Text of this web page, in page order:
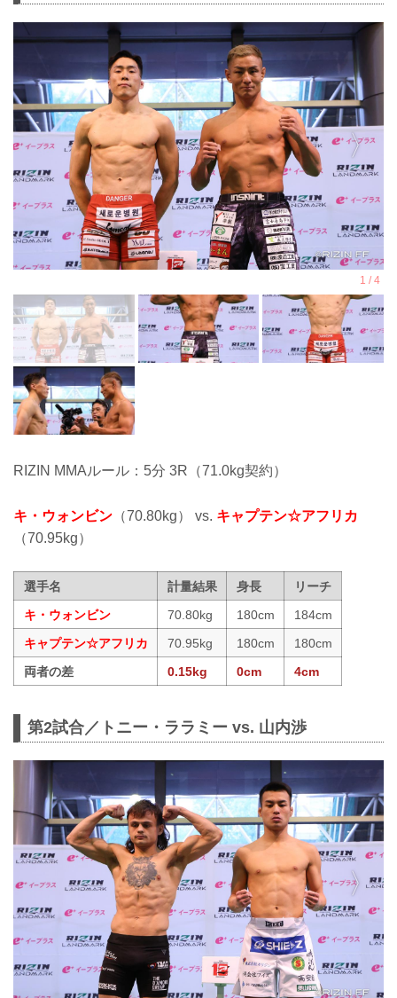
RIZIN MMAルール：5分 3R（71.0kg契約）
キ・ウォンビン （70.80kg） vs. キャプテン☆アフリカ
（70.95kg）
選手名 計量結果 身長
リーチ
キ・ウォンビン
70.80kg 180cm
184cm
キャプテン☆アフリカ
70.95kg 180cm
180cm
両者の差
0.15kg 0cm 4cm
第2試合／トニー・ララミー vs. 山内渉